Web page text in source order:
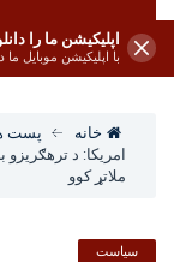
اپلیکیشن ما را
با اپلیکیشن موبایل
خانه
پست
امریکا: د
ملاتړ کوو
سیاست